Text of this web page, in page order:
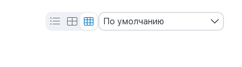
По умолчанию